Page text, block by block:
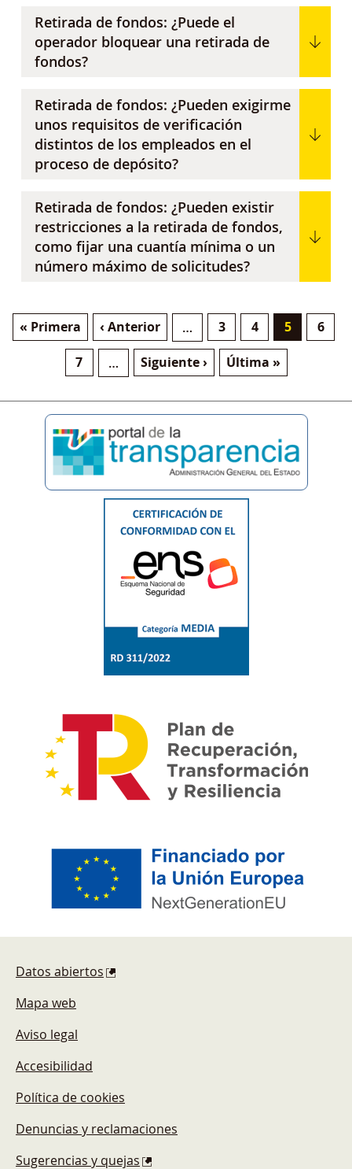
Retirada de fondos: ¿Puede el
operador bloquear una retirada de
fondos?
Retirada de fondos: ¿Pueden exigirme
unos requisitos de verificación
distintos de los empleados en el
proceso de depósito?
Retirada de fondos: ¿Pueden existir
restricciones a la retirada de fondos,
como fijar una cuantía mínima o un
número máximo de solicitudes?
Primera página
« Primera Página anterior
‹ Anterior … Página
3 Página
4 Página
5
6
Página
7 … Siguiente página
Siguiente › Última página
Última »
Datos abiertos
Mapa web
Aviso legal
Accesibilidad
Política de cookies
Denuncias y reclamaciones
Sugerencias y quejas